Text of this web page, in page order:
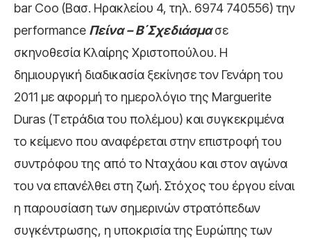
bar Coo (Βασ. Ηρακλείου 4, τηλ. 6974 740556) την
performance Πείνα – Β΄Σχεδιάσμασε
σκηνοθεσία Κλαίρης Χριστοπούλου. Η
δημιουργική διαδικασία ξεκίνησε τον Γενάρη του
2011 με αφορμή το ημερολόγιο της Marguerite
Duras (Τετράδια του πολέμου) και συγκεκριμένα
το κείμενο που αναφέρεται στην επιστροφή του
συντρόφου της από το Νταχάου και στον αγώνα
του να επανέλθει στη ζωή. Στόχος του έργου είναι
η παρουσίαση των σημερινών στρατόπεδων
συγκέντρωσης, η υποκρισία της Ευρώπης των